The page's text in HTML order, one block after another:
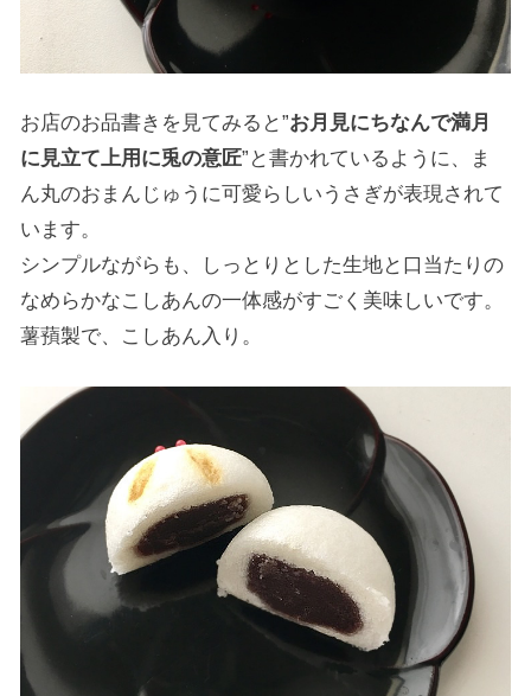
お店のお品書きを見てみると”お月見にちなんで満月
に見立て上用に兎の意匠”と書かれているように、ま
ん丸のおまんじゅうに可愛らしいうさぎが表現されて
います。
シンプルながらも、しっとりとした生地と口当たりの
なめらかなこしあんの一体感がすごく美味しいです。
薯蕷製で、こしあん入り。